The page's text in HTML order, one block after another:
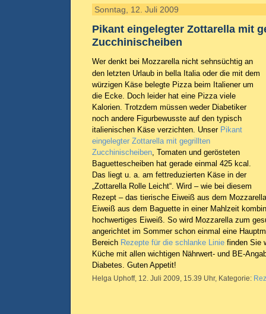
Sonntag, 12. Juli 2009
Pikant eingelegter Zottarella mit
Zucchinischeiben
Wer denkt bei Mozzarella nicht sehnsüchtig an
den letzten Urlaub in bella Italia oder die mit dem
würzigen Käse belegte Pizza beim Italiener um
die Ecke. Doch leider hat eine Pizza viele
Kalorien. Trotzdem müssen weder Diabetiker
noch andere Figurbewusste auf den typisch
italienischen Käse verzichten. Unser Pikant
eingelegter Zottarella mit gegrillten
Zucchinischeiben, Tomaten und gerösteten
Baguettescheiben hat gerade einmal 425 kcal.
Das liegt u. a. am fettreduzierten Käse in der
„Zottarella Rolle Leicht“. Wird – wie bei diesem
Rezept – das tierische Eiweiß aus dem
Eiweiß aus dem Baguette in einer Mahlzeit
hochwertiges Eiweiß. So wird Mozzarella zum
angerichtet im Sommer schon einmal eine
Bereich Rezepte für die schlanke Linie finden Sie
Küche mit allen wichtigen Nährwert- und BE-
Diabetes. Guten Appetit!
Helga Uphoff, 12. Juli 2009, 15.39 Uhr, Kategorie: